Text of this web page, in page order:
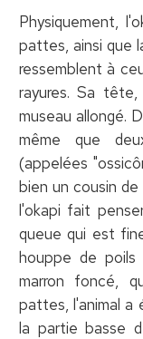
Physiquement,
pattes, ainsi que
ressemblent à
rayures. Sa
museau allongé.
même que
(appelées
bien un cousin
l'okapi fait
queue qui est
houppe de
marron foncé,
pattes, l'animal a
la partie basse